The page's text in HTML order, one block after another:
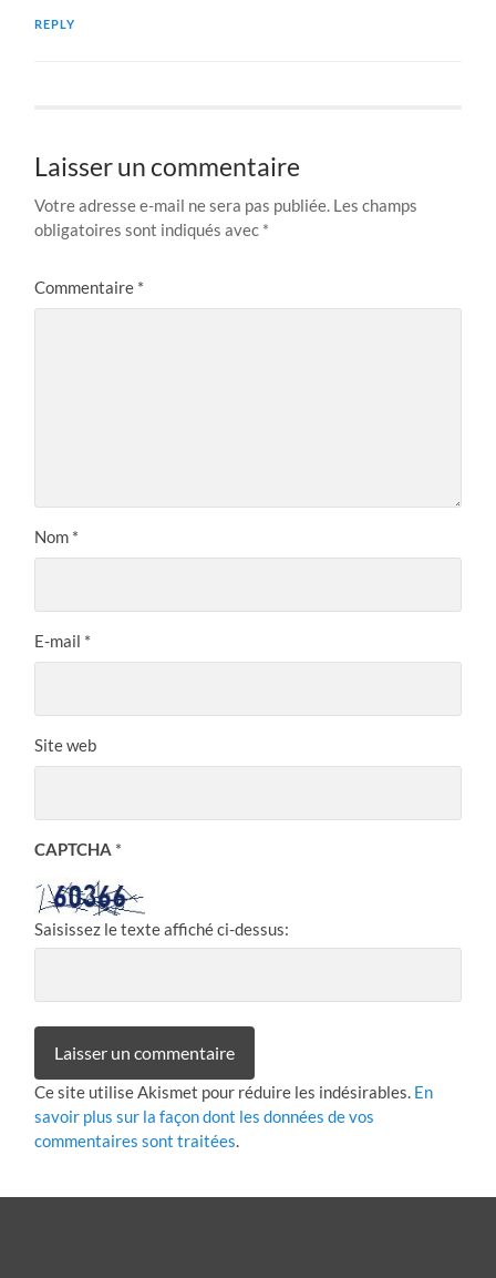
REPLY
Laisser un commentaire
Votre adresse e-mail ne sera pas publiée. Les champs
obligatoires sont indiqués avec *
Commentaire *
Nom *
E-mail *
Site web
CAPTCHA *
Saisissez le texte affiché ci-dessus:
Ce site utilise Akismet pour réduire les indésirables. En
savoir plus sur la façon dont les données de vos
commentaires sont traitées.